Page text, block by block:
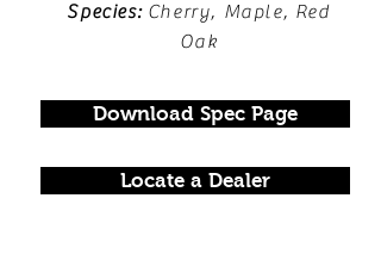
Species:Cherry, Maple, Red
Oak
Download Spec Page
Locate a Dealer